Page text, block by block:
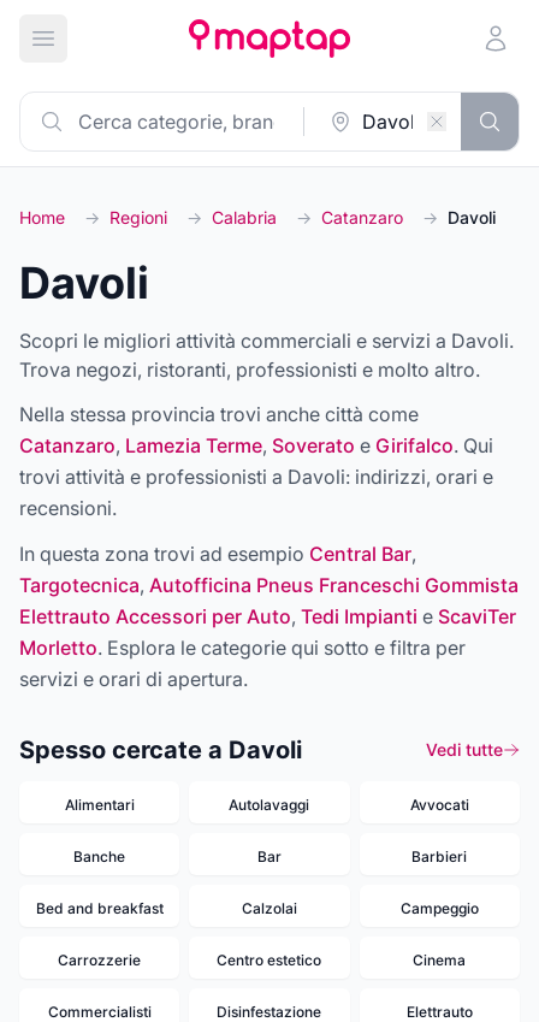
Apri menu principale
Home → Regioni → Calabria → Catanzaro → Davoli
Davoli
Scopri le migliori attività commerciali e servizi a Davoli.
Trova negozi, ristoranti, professionisti e molto altro.
Nella stessa provincia trovi anche città come
Catanzaro, Lamezia Terme, Soverato e Girifalco. Qui
trovi attività e professionisti a Davoli: indirizzi, orari e
recensioni.
In questa zona trovi ad esempio Central Bar,
Targotecnica, Autofficina Pneus Franceschi Gommista
Elettrauto Accessori per Auto, Tedi Impianti e ScaviTer
Morletto. Esplora le categorie qui sotto e filtra per
servizi e orari di apertura.
Spesso cercate a Davoli Vedi tutte
Alimentari Autolavaggi Avvocati
Banche Bar Barbieri
Bed and breakfast Calzolai Campeggio
Carrozzerie Centro estetico Cinema
Commercialisti Disinfestazione Elettrauto